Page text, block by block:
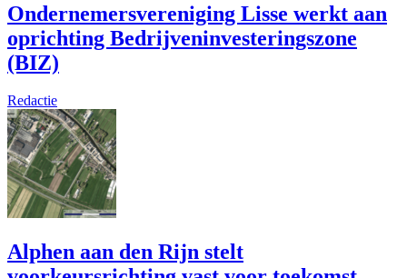
Ondernemersvereniging Lisse werkt aan
oprichting Bedrijveninvesteringszone
(BIZ)
Redactie
Alphen aan den Rijn stelt